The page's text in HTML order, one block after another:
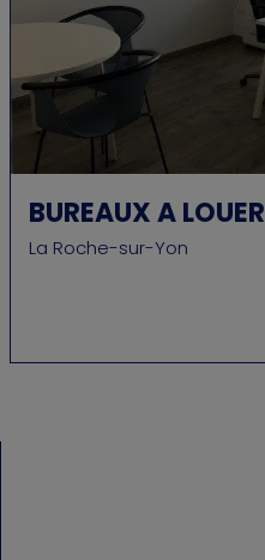
BUREAUX A LOUER
La Roche-sur-Yon